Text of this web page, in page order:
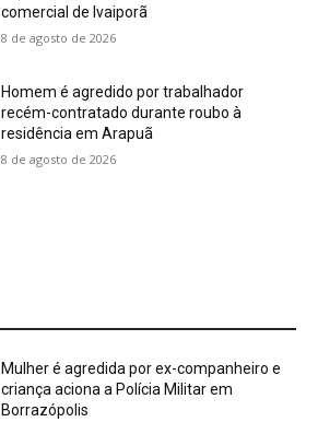
comercial de Ivaiporã
8 de agosto de 2026
Homem é agredido por trabalhador
recém-contratado durante roubo à
residência em Arapuã
8 de agosto de 2026
Mulher é agredida por ex-companheiro e
criança aciona a Polícia Militar em
Borrazópolis